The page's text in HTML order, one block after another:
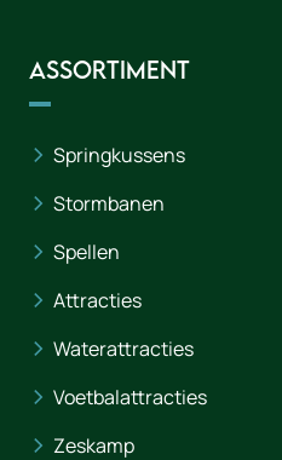
Assortiment
Springkussens
Stormbanen
Spellen
Attracties
Waterattracties
Voetbalattracties
Zeskamp